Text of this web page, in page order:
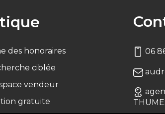
des honoraires
ciblée
vendeur
gratuite
06